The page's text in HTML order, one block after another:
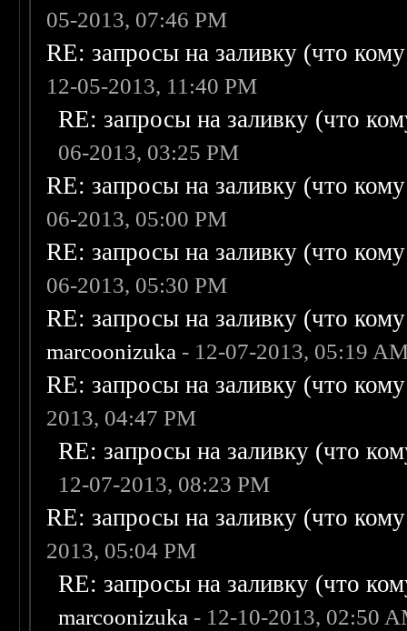
05-2013, 07:46 PM
RE: запросы на заливку (что
12-05-2013, 11:40 PM
RE: запросы на заливку (что
06-2013, 03:25 PM
RE: запросы на заливку (что
06-2013, 05:00 PM
RE: запросы на заливку (что
06-2013, 05:30 PM
RE: запросы на заливку (что
marcoonizuka - 12-07-2013, 05:19
RE: запросы на заливку (что
2013, 04:47 PM
RE: запросы на заливку (что
12-07-2013, 08:23 PM
RE: запросы на заливку (что
2013, 05:04 PM
RE: запросы на заливку (что
marcoonizuka - 12-10-2013, 02:50